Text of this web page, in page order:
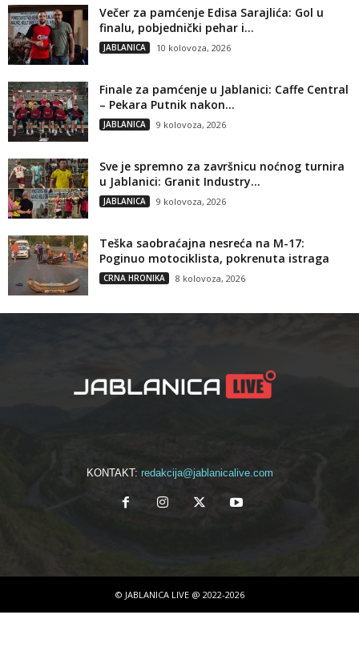
Večer za pamćenje Edisa Sarajlića: Gol u
finalu, pobjednički pehar i...
JABLANICA 10 kolovoza, 2026
Finale za pamćenje u Jablanici: Caffe Central
– Pekara Putnik nakon...
JABLANICA 9 kolovoza, 2026
Sve je spremno za završnicu noćnog turnira
u Jablanici: Granit Industry...
JABLANICA 9 kolovoza, 2026
Teška saobraćajna nesreća na M-17:
Poginuo motociklista, pokrenuta istraga
CRNA HRONIKA 8 kolovoza, 2026
KONTAKT: redakcija@jablanicalive.com
© JABLANICA LIVE @ 2022-2026